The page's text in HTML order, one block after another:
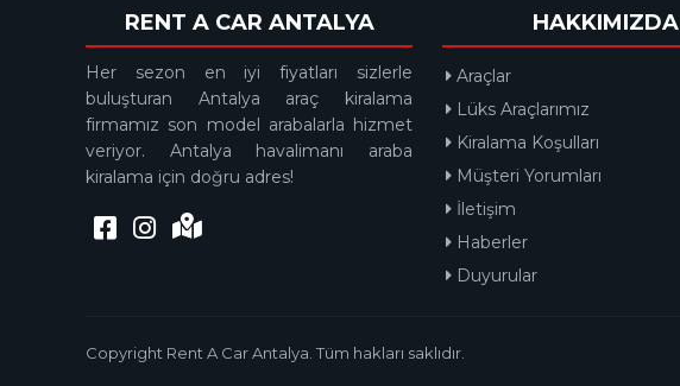
RENT A CAR ANTALYA
Her sezon en iyi fiyatları sizlerle
buluşturan Antalya araç kiralama
firmamız son model arabalarla hizmet
veriyor. Antalya havalimanı araba
kiralama için doğru adres!
HAKKIMIZDA
Araçlar
Lüks Araçlarımız
Kiralama Koşulları
Müşteri Yorumları
İletişim
Haberler
Duyurular
Copyright Rent A Car Antalya. Tüm hakları saklıdır.